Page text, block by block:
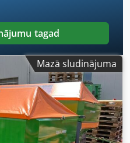
tagad
Mazā sludinājuma